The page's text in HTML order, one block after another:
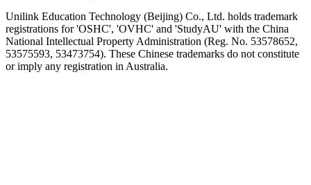
Unilink Education Technology (Beijing) Co., Ltd. holds trademark
registrations for 'OSHC', 'OVHC' and 'StudyAU' with the China
National Intellectual Property Administration (Reg. No. 53578652,
53575593, 53473754). These Chinese trademarks do not constitute
or imply any registration in Australia.